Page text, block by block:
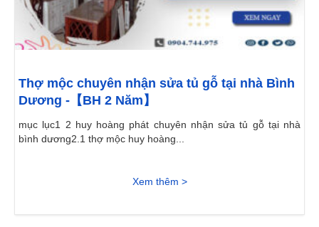
Thợ mộc chuyên nhận sửa tủ gỗ tại nhà Bình
Dương -【BH 2 Năm】
mục lục1 2 huy hoàng phát chuyên nhận sửa tủ gỗ tại nhà
bình dương2.1 thợ mộc huy hoàng...
Xem thêm >